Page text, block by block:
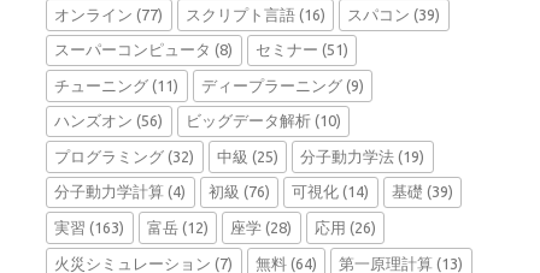
オンライン (77) スクリプト言語(16) スパコン (39)
スーパーコンピュータ (8) セミナー (51)
チューニング (11) ディープラーニング(9)
ハンズオン (56) ビッグデータ解析(10)
プログラミング (32) 中級 (25) 分子動力学法 (19)
分子動力学計算 (4) 初級 (76) 可視化 (14) 基礎 (39)
実習 (163) 富岳(12) 座学 (28) 応用 (26)
火災シミュレーション (7) 無料(64) 第一原理計算 (13)